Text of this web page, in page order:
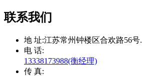
联系我们
地 址:江苏常州钟楼区合欢路56号.
电 话:
13338173988(衡经理)
传 真: